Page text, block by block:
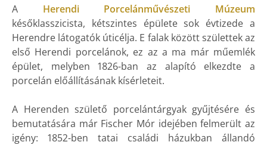
A Herendi Porcelánművészeti Múzeum
későklasszicista, kétszintes épülete sok évtizede a
Herendre látogatók úticélja. E falak között születtek az
első Herendi porcelánok, ez az a ma már műemlék
épület, melyben 1826-ban az alapító elkezdte a
porcelán előállításának kísérleteit.
A Herenden születő porcelántárgyak gyűjtésére és
bemutatására már Fischer Mór idejében felmerült az
igény: 1852-ben tatai családi házukban állandó